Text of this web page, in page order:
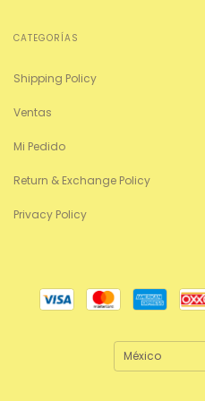
CATEGORÍAS
Shipping Policy
Ventas
Mi Pedido
Return & Exchange Policy
Privacy Policy